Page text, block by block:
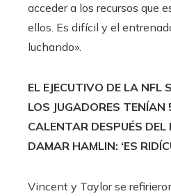
acceder a los recursos que
ellos. Es difícil y el
luchando».
EL EJECUTIVO DE LA NFL
LOS JUGADORES
CALENTAR DESPUÉS DEL
DAMAR HAMLIN: ‘ES
Vincent y Taylor se